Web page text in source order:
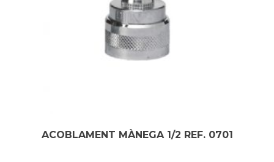
ACOBLAMENT MÀNEGA 1/2 REF. 0701